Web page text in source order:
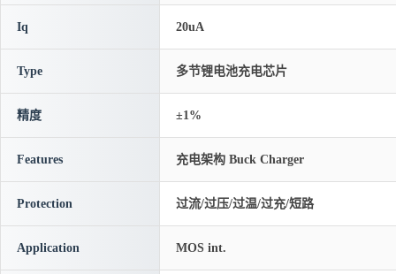
Iq 20uA
Type 多节锂电池充电芯片
精度 ±1%
Features 充电架构 Buck Charger
Protection 过流/过压/过温/过充/短路
Application MOS int.